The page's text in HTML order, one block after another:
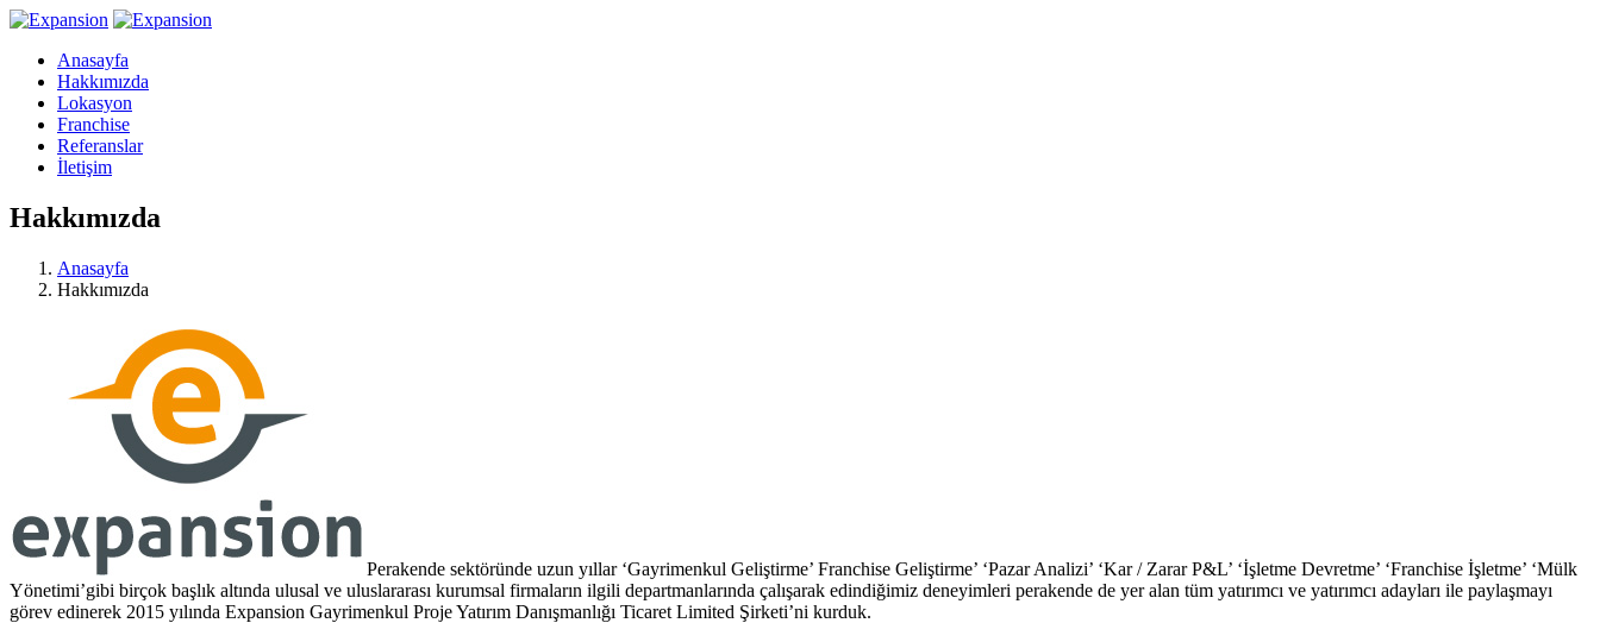
Anasayfa
Hakkımızda
Lokasyon
Franchise
Referanslar
İletişim
Hakkımızda
Anasayfa
Hakkımızda
Perakende sektöründe uzun yıllar ‘Gayrimenkul Geliştirme’ Franchise Geliştirme’ ‘Pazar Analizi’ ‘Kar / Zarar P&L’ ‘İşletme Devretme’ ‘Franchise İşletme’ ‘Mülk
Yönetimi’gibi birçok başlık altında ulusal ve uluslararası kurumsal firmaların ilgili departmanlarında çalışarak edindiğimiz deneyimleri perakende de yer alan tüm yatırımcı ve yatırımcı adayları ile paylaşmayı
görev edinerek 2015 yılında Expansion Gayrimenkul Proje Yatırım Danışmanlığı Ticaret Limited Şirketi’ni kurduk.